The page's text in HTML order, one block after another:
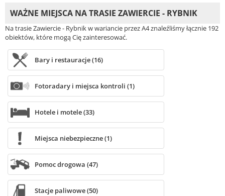
WAŻNE MIEJSCA NA TRASIE ZAWIERCIE - RYBNIK
Na trasie Zawiercie - Rybnik w wariancie przez A4 znaleźliśmy łącznie 192
obiektów, które mogą Cię zainteresować.
Bary i restauracje (16)
Fotoradary i miejsca kontroli (1)
Hotele i motele (33)
Miejsca niebezpieczne (1)
Pomoc drogowa (47)
Stacje paliwowe (50)